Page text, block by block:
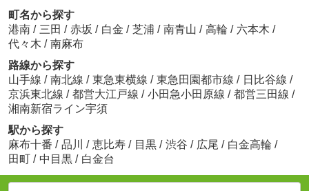
町名から探す
港南 / 三田 / 赤坂 / 白金 / 芝浦 / 南青山 / 高輪 / 六本木 /
代々木 / 南麻布
路線から探す
山手線 / 南北線 / 東急東横線 / 東急田園都市線 / 日比谷線 /
京浜東北線 / 都営大江戸線 / 小田急小田原線 / 都営三田線 /
湘南新宿ライン宇須
駅から探す
麻布十番 / 品川 / 恵比寿 / 目黒 / 渋谷 / 広尾 / 白金高輪 /
田町 / 中目黒 / 白金台